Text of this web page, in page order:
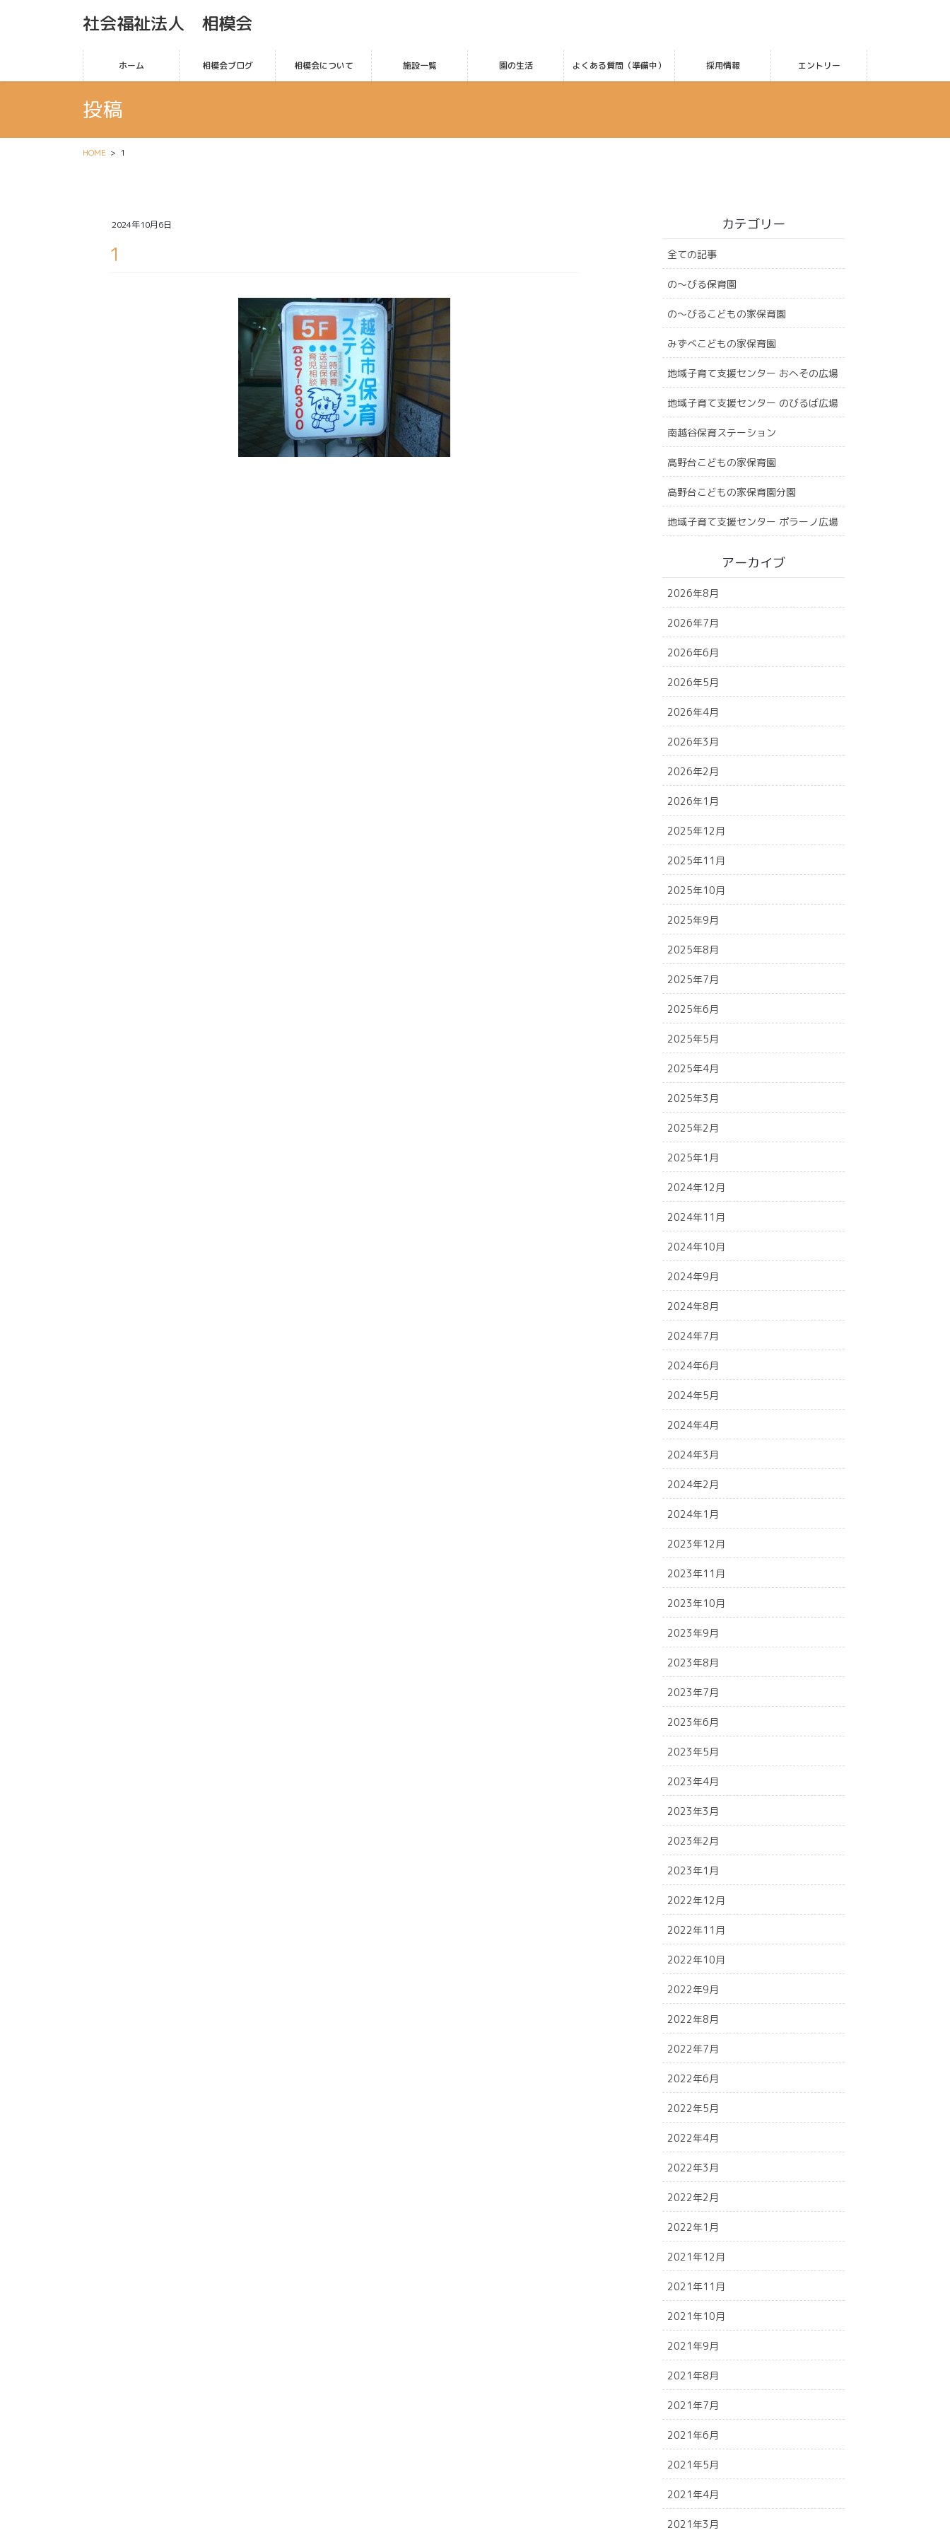
社会福祉法人 相模会
ホーム 相模会ブログ 相模会について 施設一覧 園の生活 よくある質問（準備中） 採用情報 エントリー
投稿
HOME 1
2024年10月6日
1
カテゴリー
全ての記事
の〜びる保育園
の〜びるこどもの家保育園
みずべこどもの家保育園
地域子育て支援センター おへその広場
地域子育て支援センター のびるば広場
南越谷保育ステーション
高野台こどもの家保育園
高野台こどもの家保育園分園
地域子育て支援センター ポラーノ広場
アーカイブ
2026年8月
2026年7月
2026年6月
2026年5月
2026年4月
2026年3月
2026年2月
2026年1月
2025年12月
2025年11月
2025年10月
2025年9月
2025年8月
2025年7月
2025年6月
2025年5月
2025年4月
2025年3月
2025年2月
2025年1月
2024年12月
2024年11月
2024年10月
2024年9月
2024年8月
2024年7月
2024年6月
2024年5月
2024年4月
2024年3月
2024年2月
2024年1月
2023年12月
2023年11月
2023年10月
2023年9月
2023年8月
2023年7月
2023年6月
2023年5月
2023年4月
2023年3月
2023年2月
2023年1月
2022年12月
2022年11月
2022年10月
2022年9月
2022年8月
2022年7月
2022年6月
2022年5月
2022年4月
2022年3月
2022年2月
2022年1月
2021年12月
2021年11月
2021年10月
2021年9月
2021年8月
2021年7月
2021年6月
2021年5月
2021年4月
2021年3月